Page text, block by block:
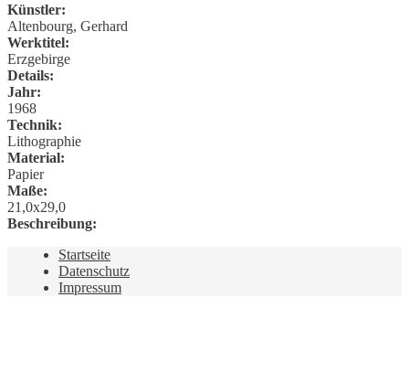
Künstler:
Altenbourg, Gerhard
Werktitel:
Erzgebirge
Details:
Jahr:
1968
Technik:
Lithographie
Material:
Papier
Maße:
21,0x29,0
Beschreibung:
Startseite
Datenschutz
Impressum